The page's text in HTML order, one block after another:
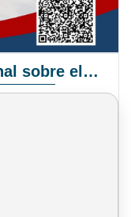
Pronunciamiento Institucional sobre el Proyecto de Ley N° 068/2025-2026 C.S.